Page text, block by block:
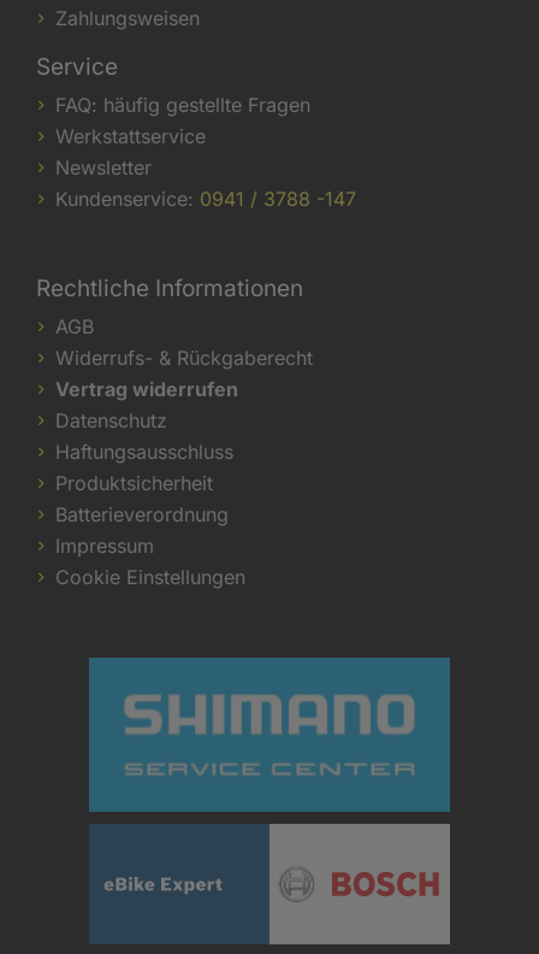
Zahlungsweisen
Service
FAQ: häufig gestellte Fragen
Werkstattservice
Newsletter
Kundenservice: 0941 / 3788 -147
Rechtliche Informationen
AGB
Widerrufs- & Rückgaberecht
Vertrag widerrufen
Datenschutz
Haftungsausschluss
Produktsicherheit
Batterieverordnung
Impressum
Cookie Einstellungen